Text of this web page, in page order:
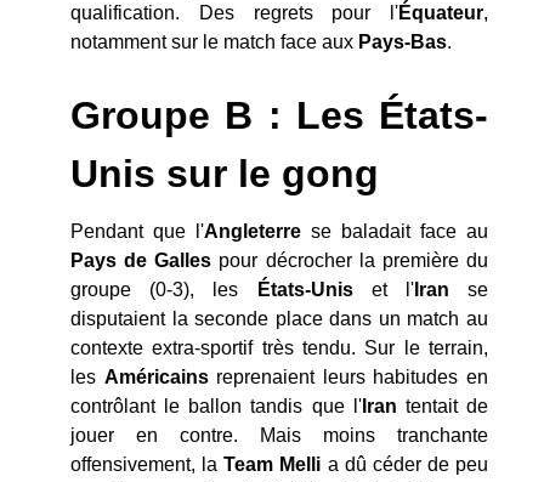
qualification. Des regrets pour l'Équateur,
notamment sur le match face aux Pays-Bas.
Groupe B : Les États-
Unis sur le gong
Pendant que l'Angleterre se baladait face au
Pays de Galles pour décrocher la première du
groupe (0-3), les
États-Uniset l'Iran se
disputaient la seconde place dans un match au
contexte extra-sportif très tendu. Sur le terrain,
les Américainsreprenaient leurs habitudes en
contrôlant le ballon tandis que l'Iran tentait de
jouer en contre. Mais moins tranchante
offensivement, laTeam Melli a dû céder de peu